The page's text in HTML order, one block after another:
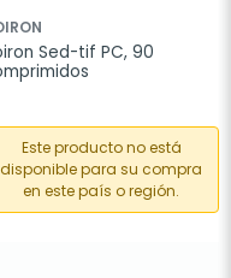
Sed-tif PC, 90
Este producto no está
disponible para su compra
en este país o región.